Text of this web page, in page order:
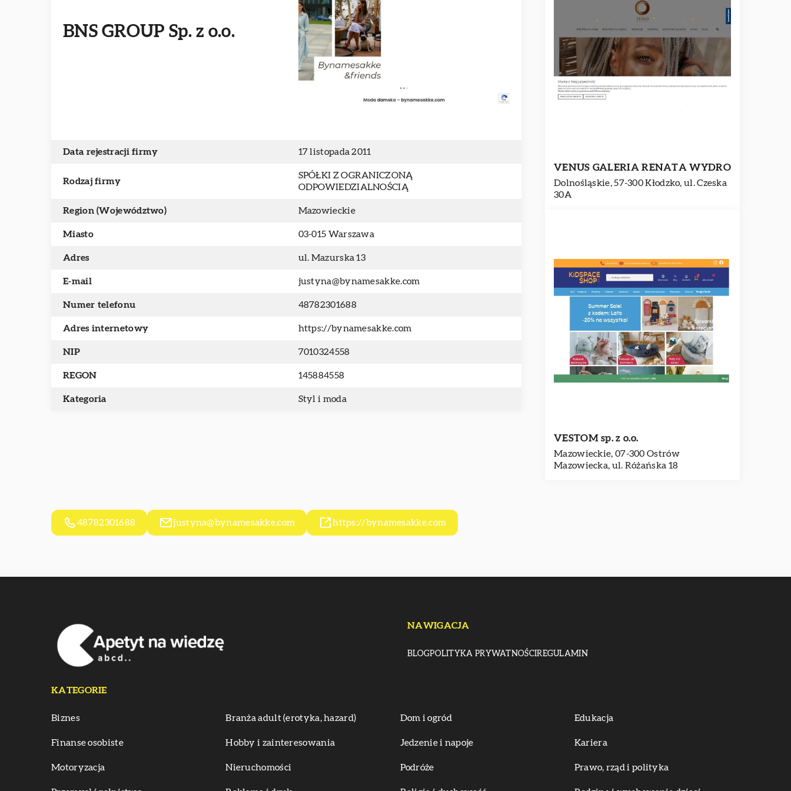
BNS GROUP Sp. z o.o.
Data rejestracji firmy 17 listopada 2011
Rodzaj firmy
SPÓŁKI Z OGRANICZONĄ
ODPOWIEDZIALNOŚCIĄ
Region (Województwo) Mazowieckie
Miasto 03-015 Warszawa
Adres ul. Mazurska 13
E-mail justyna@bynamesakke.com
Numer telefonu 48782301688
Adres internetowy https://bynamesakke.com
NIP 7010324558
REGON 145884558
Kategoria Styl i moda
VENUS GALERIA RENATA WYDRO
Dolnośląskie, 57-300 Kłodzko, ul. Czeska
30A
VESTOM sp. z o.o.
Mazowieckie, 07-300 Ostrów
Mazowiecka, ul. Różańska 18
48782301688 justyna@bynamesakke.com https://bynamesakke.com
NAWIGACJA
BLOGPOLITYKA PRYWATNOŚCIREGULAMIN
KATEGORIE
Biznes Branża adult (erotyka, hazard) Dom i ogród Edukacja
Finanse osobiste Hobby i zainteresowania Jedzenie i napoje Kariera
Motoryzacja Nieruchomości Podróże Prawo, rząd i polityka